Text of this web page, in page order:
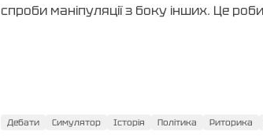
спроби маніпуляції з боку інших. Це
Дебати Симулятор Історія Політика Риторика